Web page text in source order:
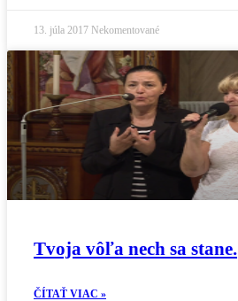
13. júla 2017 Nekomentované
Tvoja vôľa nech sa stane.
ČÍTAŤ VIAC »